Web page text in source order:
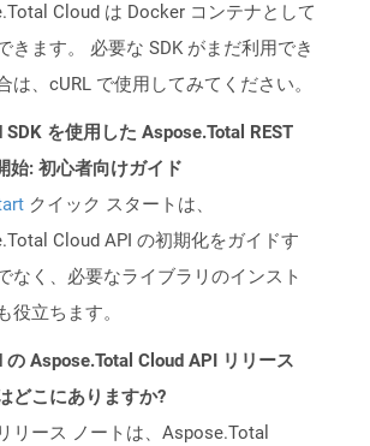
Cloud は Docker コンテナとして
きます。 必要な SDK がまだ利用でき
は、cURL で使用してみてください。
SDK を使用した Aspose.Total REST
始: 初心者向けガイド
クイック スタートは、
Cloud API の初期化をガイドす
なく、必要なライブラリのインスト
役立ちます。
の Aspose.Total Cloud API リリース
どこにありますか?
リース ノートは、Aspose.Total